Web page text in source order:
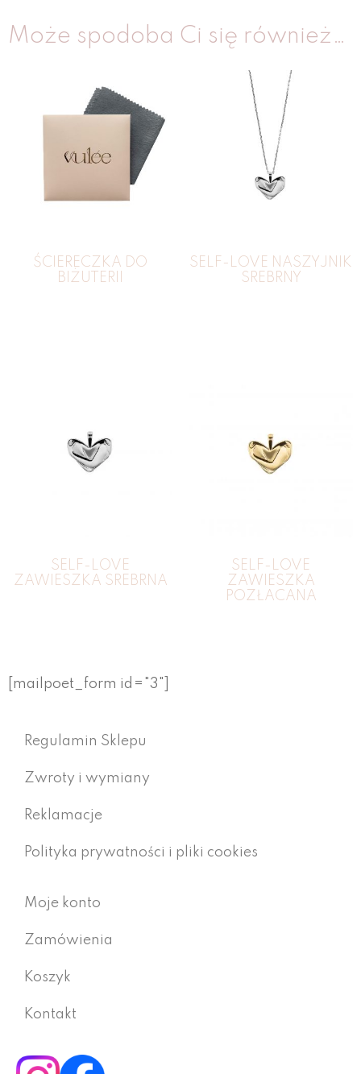
Może spodoba Ci się również…
ŚCIERECZKA DO
BIŻUTERII
SELF-LOVE NASZYJNIK
SREBRNY
SELF-LOVE
ZAWIESZKA SREBRNA
SELF-LOVE
ZAWIESZKA
POZŁACANA
[mailpoet_form id="3"]
Regulamin Sklepu
Zwroty i wymiany
Reklamacje
Polityka prywatności i pliki cookies
Moje konto
Zamówienia
Koszyk
Kontakt